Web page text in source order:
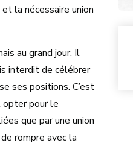
la nécessaire union
au grand jour. Il
interdit de célébrer
ses positions. C’est
opter pour le
que par une union
rompre avec la